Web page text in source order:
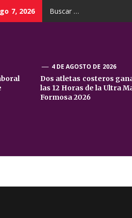
7, 2026
4 DE AGOSTO DE 2026
Dos atletas costeros
las 12 Horas de la Ultra
Formosa 2026